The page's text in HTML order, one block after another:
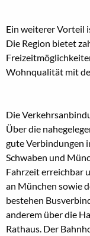
Ein weiterer Vorteil
Die Region bietet
Wohnqualität mit
Die
Über die
gute Verbindungen
Schwaben und
Fahrzeit erreichbar
an München sowie
bestehen
anderem über die
Rathaus. Der